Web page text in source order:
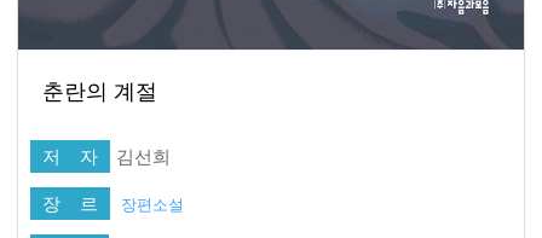
춘란의 계절
저 자 김선희
장 르 장편소설